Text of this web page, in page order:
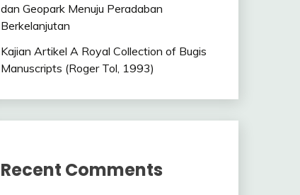
dan Geopark Menuju Peradaban
Berkelanjutan
Kajian Artikel A Royal Collection of Bugis
Manuscripts (Roger Tol, 1993)
Recent Comments